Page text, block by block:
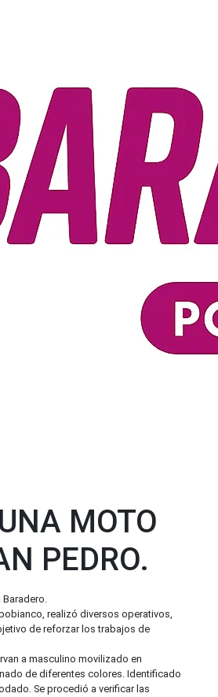
MOTO
PEDRO.
Baradero.
realizó diversos operativos,
de reforzar los trabajos de
a masculino movilizado en
de diferentes colores. Identificado
Se procedió a verificar las